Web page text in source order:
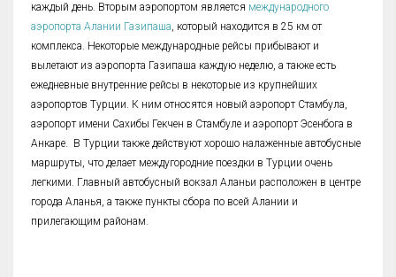
каждый день. Вторым аэропортом является международного
аэропорта Алании Газипаша, который находится в 25 км от
комплекса. Некоторые международные рейсы прибывают и
вылетают из аэропорта Газипаша каждую неделю, а также есть
ежедневные внутренние рейсы в некоторые из крупнейших
аэропортов Турции. К ним относятся новый аэропорт Стамбула,
аэропорт имени Сахибы Гекчен в Стамбуле и аэропорт Эсенбога в
Анкаре. В Турции также действуют хорошо налаженные автобусные
маршруты, что делает междугородние поездки в Турции очень
легкими. Главный автобусный вокзал Аланьи расположен в центре
города Аланья, а также пункты сбора по всей Алании и
прилегающим районам.